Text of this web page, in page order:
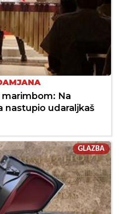
Na
nastupio udaraljkaš
GLAZBA